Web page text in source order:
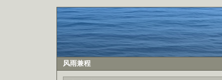
风雨兼程